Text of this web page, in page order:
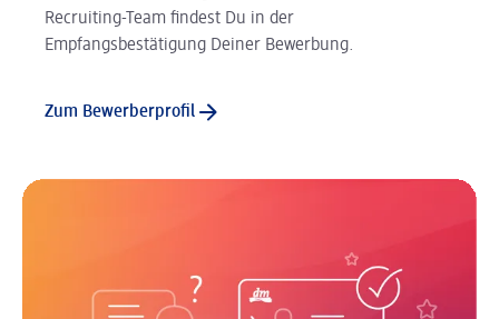
Recruiting-Team findest Du in der
Empfangsbestätigung Deiner Bewerbung.
Zum Bewerberprofil